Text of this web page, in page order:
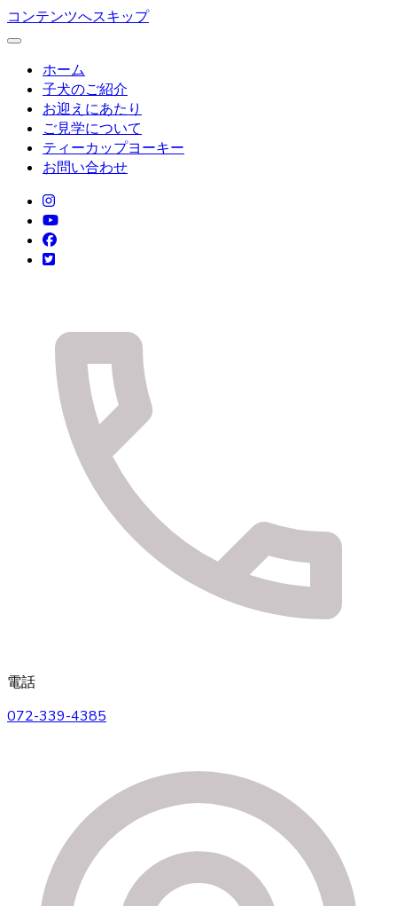
コンテンツへスキップ
ホーム
子犬のご紹介
お迎えにあたり
ご見学について
ティーカップヨーキー
お問い合わせ
電話
072-339-4385